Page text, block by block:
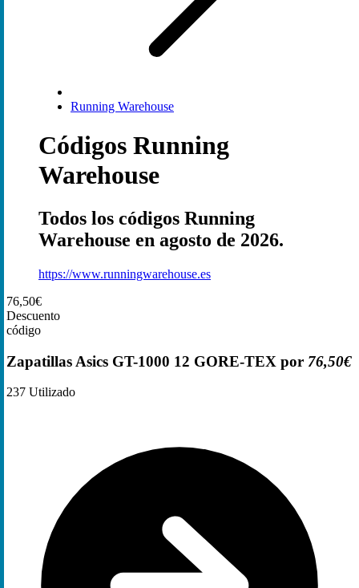
Running Warehouse
Códigos Running
Warehouse
Todos los códigos Running
Warehouse en agosto de 2026.
https://www.runningwarehouse.es
76,50€
Descuento
código
Zapatillas Asics GT-1000 12 GORE-TEX por 76,50€
237 Utilizado